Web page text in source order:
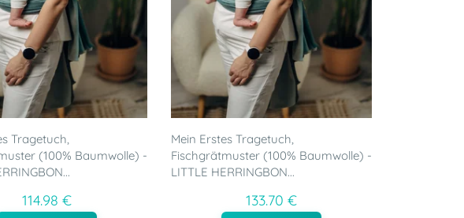
Tragetuch,
(100% Baumwolle) -
114.98 €
Mein Erstes Tragetuch,
Fischgrätmuster (100% Baumwolle) -
LITTLE HERRINGBON...
133.70 €